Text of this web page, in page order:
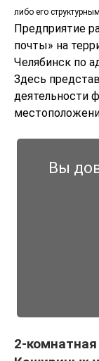
либо его
Предприятие
почты» на
Челябинск по
Здесь
деятельности
Вы
2-